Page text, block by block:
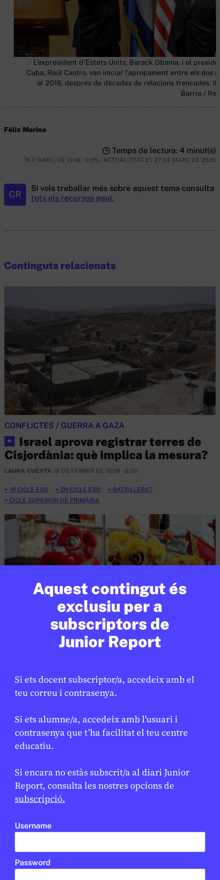
L’expresident d'Estats Units, Barack Obama, i el
Cuba, Raúl Castro, van iniciar l'apropament entre els dos
al 2016, després de dècades de relacions trencades.
Barria /
Fèlix Merino
Temps de lectura: 4 minut(s)
19 D'ABRIL DE 2018 · 0:05 / ACTUALITZAT EL 27 DE MARÇ DE 2025
Aquest contingut és
exclusiu per a
subscriptors de
Junior Report
Si ets docent subscriptor/a, accedeix amb el
teu correu i contrasenya.
Si ets alumne/a, accedeix amb l'usuari i
contrasenya que t’ha facilitat el teu centre
educatiu.
Si encara no estàs subscrit/a al diari Junior
Report, consulta les nostres opcions de
subscripció.
Username
Password
CR
Si vols treballar més sobre aquest tema consulta
tots els recursos aquí.
Continguts relacionats
CONFLICTES / GUERRA A GAZA
★
Israel aprova registrar terres de
Cisjordània: què implica la mesura?
LAURA CUESTA 18 DE FEBRER DE 2026 · 6:00
1R CICLE ESO 2N CICLE ESO
BATXILLERAT
CICLE SUPERIOR DE PRIMÀRIA
Nou Xinès 2026
ESTHER ESCOLÁN 17 DE FEBRER DE 2026 · 6:00
BATXILLERAT CICLE SUPERIOR DE PRIMÀRIA
1R CICLE ESO